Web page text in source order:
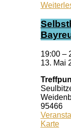
19:00 –
13. Mai
95466
Karte